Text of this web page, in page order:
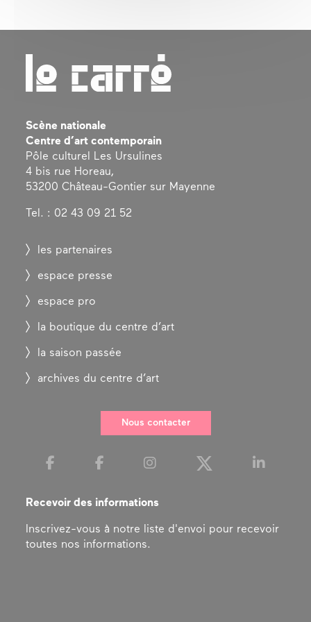
Scène nationale
Centre d’art contemporain
Pôle culturel Les Ursulines
4 bis rue Horeau,
53200 Château-Gontier sur Mayenne
Tel. : 02 43 09 21 52
les partenaires
espace presse
espace pro
la boutique du centre d’art
la saison passée
archives du centre d’art
Nous contacter
Recevoir des informations
Inscrivez-vous à notre liste d'envoi pour recevoir
toutes nos informations.